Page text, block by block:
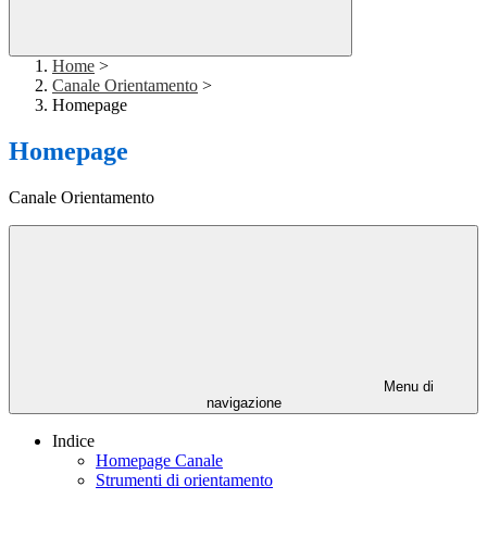
Home >
Canale Orientamento >
Homepage
Homepage
Canale Orientamento
Menu di
navigazione
Indice
Homepage Canale
Strumenti di orientamento